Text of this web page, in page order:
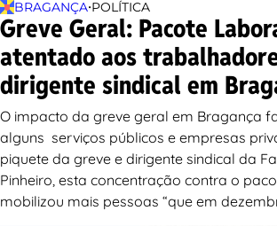
BRAGANÇA•POLÍTICA
Greve Geral: Pacote
atentado aos
dirigente sindical em
O impacto da greve geral em Bragança
alguns serviços públicos e empresas
piquete da greve e dirigente sindical da
Pinheiro, esta concentração contra o
mobilizou mais pessoas “que em